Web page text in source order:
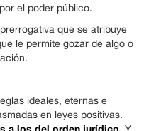
el poder público.
que se atribuye
le permite gozar de algo o
ideales, eternas e
en leyes positivas.
a los del orden jurídico . Y